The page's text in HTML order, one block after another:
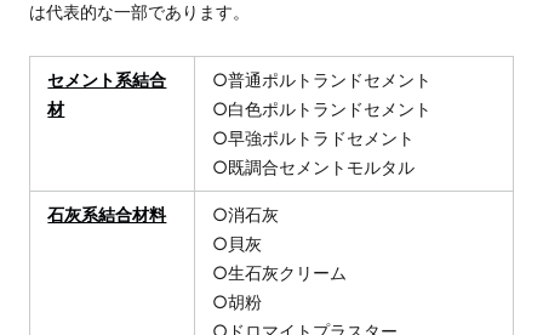
は代表的な一部であります。
セメント系結合
材
○普通ポルトランドセメント
○白色ポルトランドセメント
○早強ポルトラドセメント
○既調合セメントモルタル
石灰系結合材料
○消石灰
○貝灰
○生石灰クリーム
○胡粉
○ドロマイトプラスター